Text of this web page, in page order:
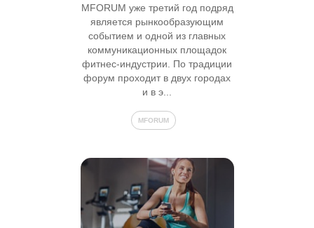
MFORUM уже третий год подряд
является рынкообразующим
событием и одной из главных
коммуникационных площадок
фитнес-индустрии. По традиции
форум проходит в двух городах
и в э...
MFORUM